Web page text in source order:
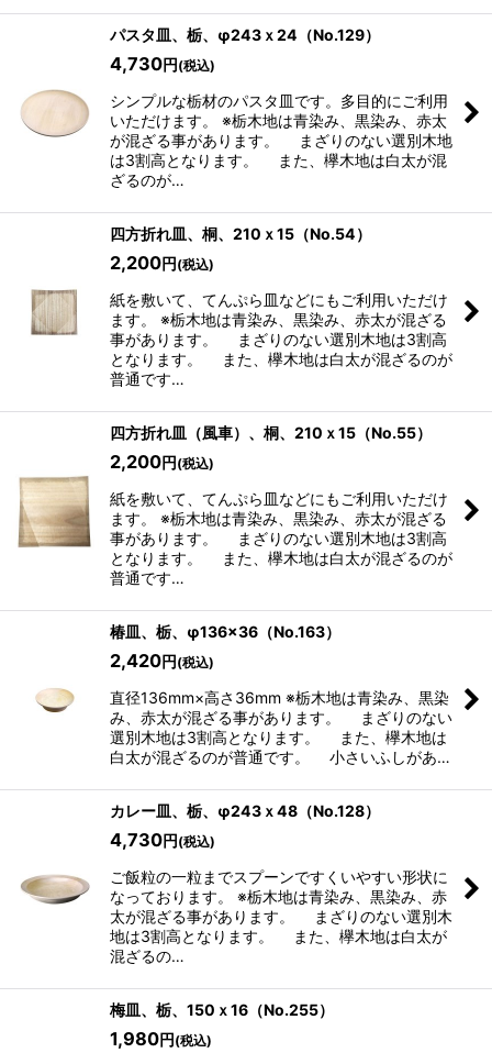
パスタ皿、栃、φ243ｘ24（No.129）
4,730円 (税込)
シンプルな栃材のパスタ皿です。多目的にご利用
いただけます。 ※栃木地は青染み、黒染み、赤太
が混ざる事があります。 まざりのない選別木地
は3割高となります。 また、欅木地は白太が混
ざるのが…
四方折れ皿、桐、210ｘ15（No.54）
2,200円 (税込)
紙を敷いて、てんぷら皿などにもご利用いただけ
ます。 ※栃木地は青染み、黒染み、赤太が混ざる
事があります。 まざりのない選別木地は3割高
となります。 また、欅木地は白太が混ざるのが
普通です…
四方折れ皿（風車）、桐、210ｘ15（No.55）
2,200円 (税込)
紙を敷いて、てんぷら皿などにもご利用いただけ
ます。 ※栃木地は青染み、黒染み、赤太が混ざる
事があります。 まざりのない選別木地は3割高
となります。 また、欅木地は白太が混ざるのが
普通です…
椿皿、栃、φ136×36（No.163）
2,420円 (税込)
直径136mm×高さ36mm ※栃木地は青染み、黒染
み、赤太が混ざる事があります。 まざりのない
選別木地は3割高となります。 また、欅木地は
白太が混ざるのが普通です。 小さいふしがあ…
カレー皿、栃、φ243ｘ48（No.128）
4,730円 (税込)
ご飯粒の一粒までスプーンですくいやすい形状に
なっております。 ※栃木地は青染み、黒染み、赤
太が混ざる事があります。 まざりのない選別木
地は3割高となります。 また、欅木地は白太が
混ざるの…
梅皿、栃、150ｘ16（No.255）
1,980円 (税込)